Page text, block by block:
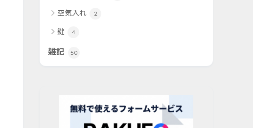
空気入れ 2
鍵 4
雑記 50